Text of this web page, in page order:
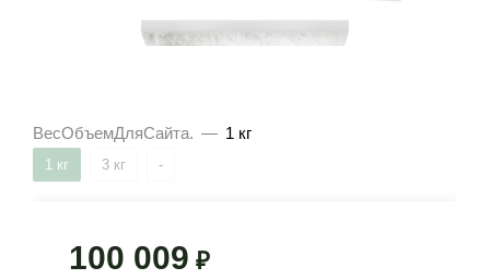
ВесОбъемДляСайта. — 1 кг
1 кг 3 кг -
100 009 ₽